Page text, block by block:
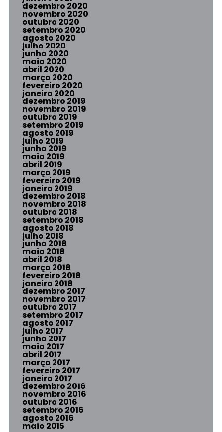
dezembro 2020
novembro 2020
outubro 2020
setembro 2020
agosto 2020
julho 2020
junho 2020
maio 2020
abril 2020
março 2020
fevereiro 2020
janeiro 2020
dezembro 2019
novembro 2019
outubro 2019
setembro 2019
agosto 2019
julho 2019
junho 2019
maio 2019
abril 2019
março 2019
fevereiro 2019
janeiro 2019
dezembro 2018
novembro 2018
outubro 2018
setembro 2018
agosto 2018
julho 2018
junho 2018
maio 2018
abril 2018
março 2018
fevereiro 2018
janeiro 2018
dezembro 2017
novembro 2017
outubro 2017
setembro 2017
agosto 2017
julho 2017
junho 2017
maio 2017
abril 2017
março 2017
fevereiro 2017
janeiro 2017
dezembro 2016
novembro 2016
outubro 2016
setembro 2016
agosto 2016
maio 2015